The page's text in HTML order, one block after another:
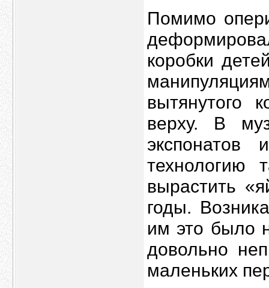
Помимо
коробки
вытянутого
верху. В
экспонатов
технологию
вырастить
годы.
им это было
довольно
маленьких